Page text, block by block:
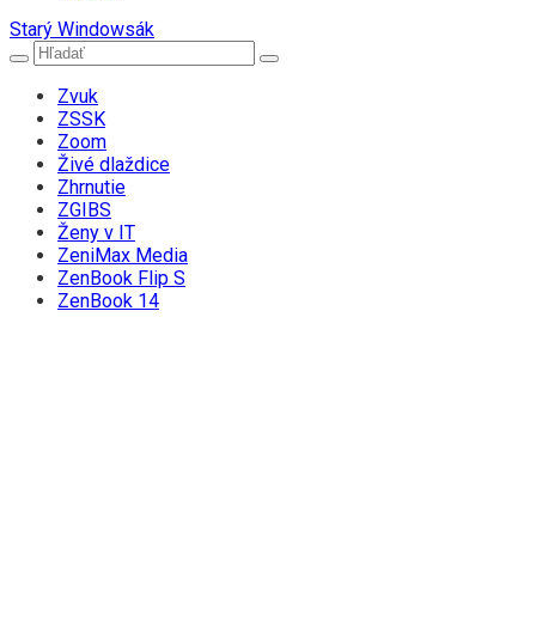
Starý Windowsák
Zvuk
ZSSK
Zoom
Živé dlaždice
Zhrnutie
ZGIBS
Ženy v IT
ZeniMax Media
ZenBook Flip S
ZenBook 14